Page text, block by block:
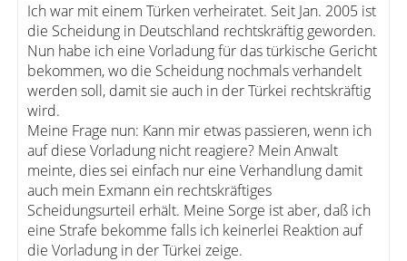
Ich war mit einem Türken verheiratet. Seit Jan. 2005 ist
die Scheidung in Deutschland rechtskräftig geworden.
Nun habe ich eine Vorladung für das türkische Gericht
bekommen, wo die Scheidung nochmals verhandelt
werden soll, damit sie auch in der Türkei rechtskräftig
wird.
Meine Frage nun: Kann mir etwas passieren, wenn ich
auf diese Vorladung nicht reagiere? Mein Anwalt
meinte, dies sei einfach nur eine Verhandlung damit
auch mein Exmann ein rechtskräftiges
Scheidungsurteil erhält. Meine Sorge ist aber, daß ich
eine Strafe bekomme falls ich keinerlei Reaktion auf
die Vorladung in der Türkei zeige.